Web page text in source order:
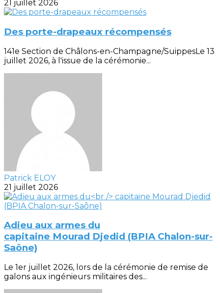
21 juillet 2026
Des porte-drapeaux récompensés
141e Section de Châlons-en-Champagne/SuippesLe 13
juillet 2026, à l'issue de la cérémonie...
Patrick ELOY
21 juillet 2026
Adieu aux armes du
capitaine Mourad Djedid (BPIA Chalon-sur-
Saône)
Le 1er juillet 2026, lors de la cérémonie de remise de
galons aux ingénieurs militaires des...